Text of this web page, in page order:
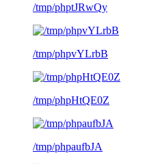
/tmp/phptJRwQy
/tmp/phpvYLrbB
/tmp/phpHtQE0Z
/tmp/phpaufbJA